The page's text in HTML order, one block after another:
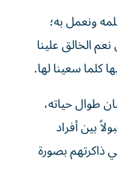
ونعمل به؛
الخالق علينا
كلما سعينا لها.
طوال حياته،
بين أفراد
ذاكرتهم بصورة